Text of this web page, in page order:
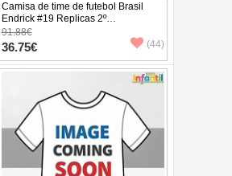
Camisa de time de futebol Brasil
Endrick #19 Replicas 2º
Equipamento Infantil Mundo 2026
Manga Curta (+ Calças curtas)
91.88€
36.75€ (44)